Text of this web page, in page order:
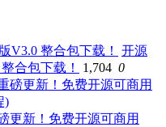
开源
合包下载！
1,704 0
更新！免费开源可商用